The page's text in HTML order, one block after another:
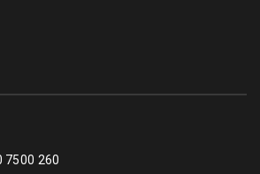
7500 260